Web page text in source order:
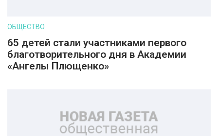
ОБЩЕСТВО
65 детей стали участниками первого
благотворительного дня в Академии
«Ангелы Плющенко»